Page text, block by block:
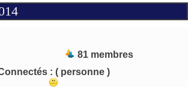
81 membres
: ( personne )